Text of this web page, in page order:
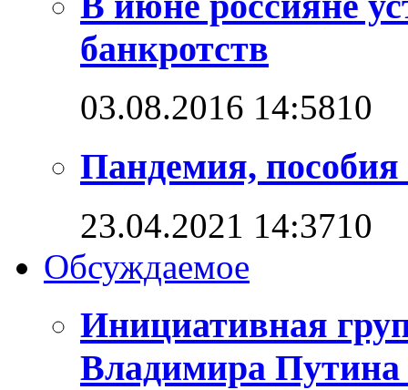
банкротств
03.08.2016 14:5810
Пандемия, пособия
23.04.2021 14:3710
Обсуждаемое
Инициативная
Владимира Путина